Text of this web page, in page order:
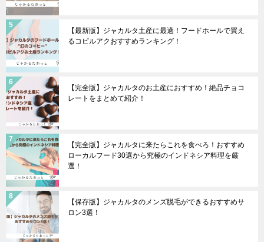
【最新版】ジャカルタ土産に最適！フードホールで買え
るコピルアクおすすめランキング！
【完全版】ジャカルタのお土産におすすめ！絶品チョコ
レートをまとめて紹介！
【完全版】ジャカルタに来たらこれを食べろ！おすすめ
ローカルフード30選から究極のインドネシア料理を厳
選！
【保存版】ジャカルタのメンズ脱毛ができるおすすめサ
ロン3選！